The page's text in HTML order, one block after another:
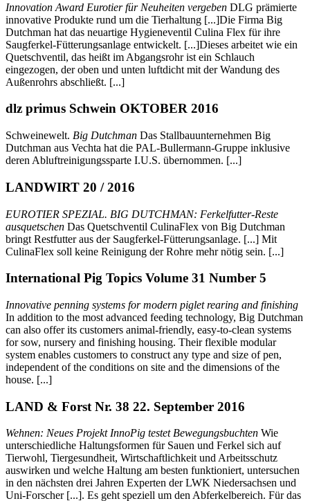
Innovation Award Eurotier für Neuheiten vergeben DLG prämierte
innovative Produkte rund um die Tierhaltung [...]Die Firma Big
Dutchman hat das neuartige Hygieneventil Culina Flex für ihre
Saugferkel-Fütterungsanlage entwickelt. [...]Dieses arbeitet wie ein
Quetschventil, das heißt im Abgangsrohr ist ein Schlauch
eingezogen, der oben und unten luftdicht mit der Wandung des
Außenrohrs abschließt. [...]
dlz primus Schwein OKTOBER 2016
Schweinewelt. Big Dutchman Das Stallbauunternehmen Big
Dutchman aus Vechta hat die PAL-Bullermann-Gruppe inklusive
deren Abluftreinigungssparte I.U.S. übernommen. [...]
LANDWIRT 20 / 2016
EUROTIER SPEZIAL. BIG DUTCHMAN: Ferkelfutter-Reste
ausquetschen Das Quetschventil CulinaFlex von Big Dutchman
bringt Restfutter aus der Saugferkel-Fütterungsanlage. [...] Mit
CulinaFlex soll keine Reinigung der Rohre mehr nötig sein. [...]
International Pig Topics Volume 31 Number 5
Innovative penning systems for modern piglet rearing and finishing
In addition to the most advanced feeding technology, Big Dutchman
can also offer its customers animal-friendly, easy-to-clean systems
for sow, nursery and finishing housing. Their flexible modular
system enables customers to construct any type and size of pen,
independent of the conditions on site and the dimensions of the
house. [...]
LAND & Forst Nr. 38 22. September 2016
Wehnen: Neues Projekt InnoPig testet Bewegungsbuchten Wie
unterschiedliche Haltungsformen für Sauen und Ferkel sich auf
Tierwohl, Tiergesundheit, Wirtschaftlichkeit und Arbeitsschutz
auswirken und welche Haltung am besten funktioniert, untersuchen
in den nächsten drei Jahren Experten der LWK Niedersachsen und
Uni-Forscher [...]. Es geht speziell um den Abferkelbereich. Für das